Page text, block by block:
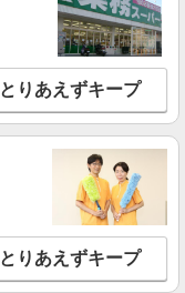
とりあえずキープ
とりあえずキープ